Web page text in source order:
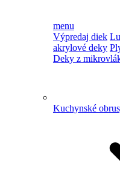
menu
Výpredaj diek
akrylové deky
Deky z
Kuchynské